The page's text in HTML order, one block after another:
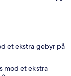
et ekstra gebyr på
mod et ekstra